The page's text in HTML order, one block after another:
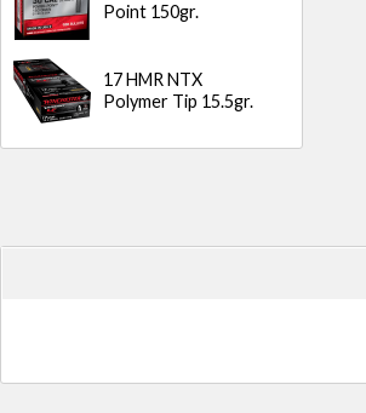
Point 150gr.
17 HMR NTX
Polymer Tip 15.5gr.